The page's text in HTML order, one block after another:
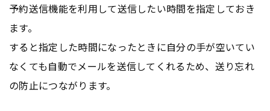
予約送信機能を利用して送信したい時間を指定しておき
ます。
すると指定した時間になったときに自分の手が空いてい
なくても自動でメールを送信してくれるため、送り忘れ
の防止につながります。